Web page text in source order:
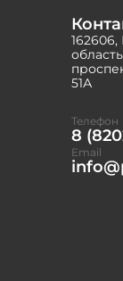
51А
Телефон
8
Email